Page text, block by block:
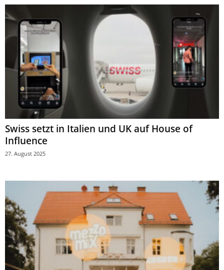
Swiss setzt in Italien und UK auf House of
Influence
27. August 2025